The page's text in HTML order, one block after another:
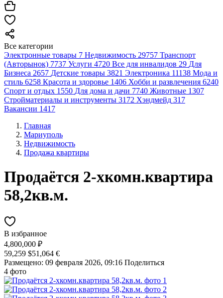
Все категории
Электронные товары 7 Недвижимость 29757 Транспорт
(Авторынок) 7737 Услуги 4720 Все для инвалидов 29 Для
Бизнеса 2657 Детские товары 3821 Электроника 11138 Мода и
стиль 6258 Красота и здоровье 1406 Хобби и развлечения 6240
Спорт и отдых 1550 Для дома и дачи 7740 Животные 1307
Стройматериалы и инструменты 3172 Хэндмейд 317
Вакансии 1417
Главная
Мариуполь
Недвижимость
Продажа квартиры
Продаётся 2-хкомн.квартира
58,2кв.м.
В избранное
4,800,000 ₽
59,259 $51,064 €
Размещено: 09 февраля 2026, 09:16 Поделиться
4 фото